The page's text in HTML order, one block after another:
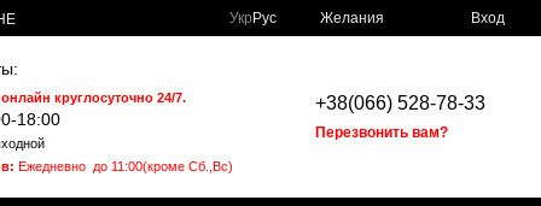
Укр Рус Желания Вход
круглосуточно 24/7.
18:00
Ежедневно до 11:00(кроме Сб.,Вс)
+38(066) 528-78-33
Перезвонить вам?